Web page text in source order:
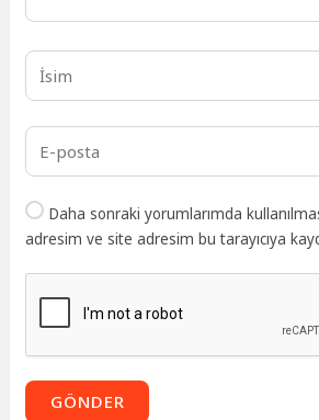
Daha sonraki yorumlarımda
adresim ve site adresim bu tarayıcıya
GÖNDER